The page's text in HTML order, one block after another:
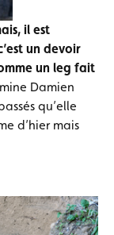
il est
un devoir
un leg fait
Damien
qu’elle
d’hier mais